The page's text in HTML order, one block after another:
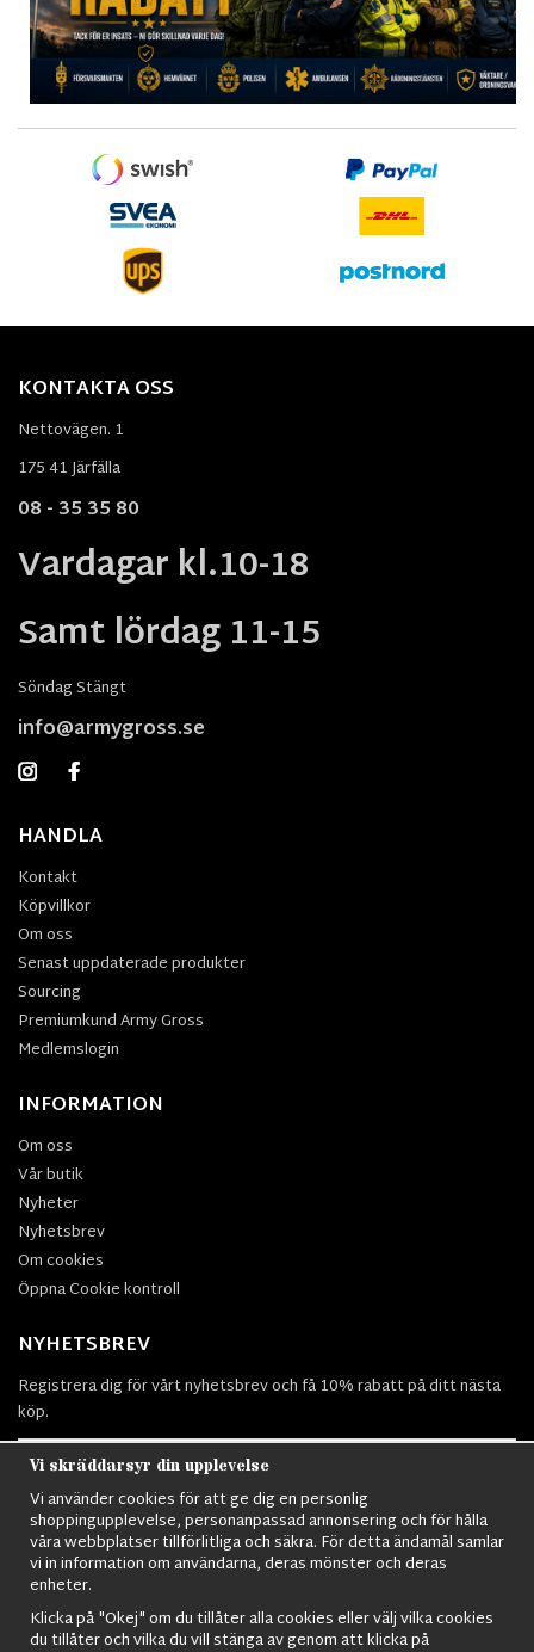
KONTAKTA OSS
Nettovägen. 1
175 41 Järfälla
08 - 35 35 80
Vardagar kl.10-18
Samt lördag 11-15
Söndag Stängt
info@armygross.se
HANDLA
Kontakt
Köpvillkor
Om oss
Senast uppdaterade produkter
Sourcing
Premiumkund Army Gross
Medlemslogin
INFORMATION
Om oss
Vår butik
Nyheter
Nyhetsbrev
Om cookies
Öppna Cookie kontroll
NYHETSBREV
Registrera dig för vårt nyhetsbrev och få 10% rabatt på ditt nästa
köp.
Prenumerera
Vi skräddarsyr din upplevelse
Vi använder cookies för att ge dig en personlig
shoppingupplevelse, personanpassad annonsering och för hålla
våra webbplatser tillförlitliga och säkra. För detta ändamål samlar
vi in information om användarna, deras mönster och deras
enheter.
Klicka på "Okej" om du tillåter alla cookies eller välj vilka cookies
du tillåter och vilka du vill stänga av genom att klicka på